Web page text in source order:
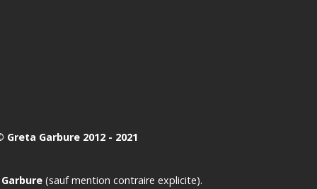
Garbure 2012 - 2021
(sauf mention contraire explicite).